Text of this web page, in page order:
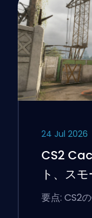
24 Jul 2026
CS2
ト、ス
ミアのヒ
要点: CS2